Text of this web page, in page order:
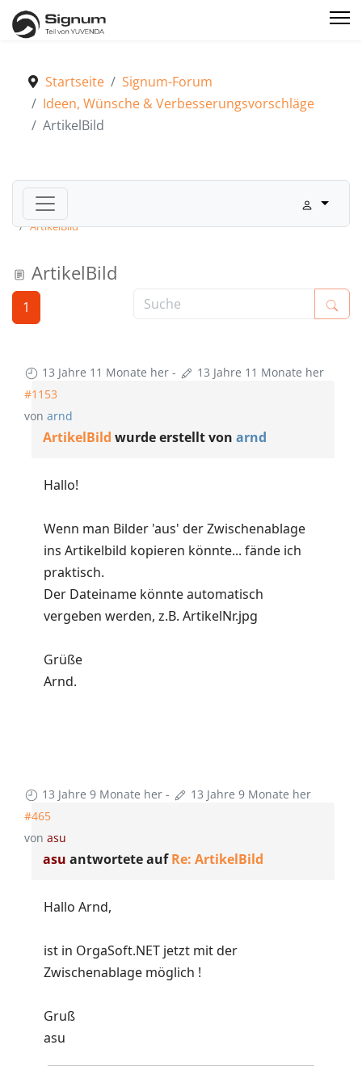
Startseite
Signum-Forum
Ideen, Wünsche & Verbesserungsvorschläge
ArtikelBild
Signum-Forum
Ideen, Wünsche & Verbesserungsvorschläge
ArtikelBild
ArtikelBild
1
13 Jahre 11 Monate her -
13 Jahre 11 Monate her
#1153
von arnd
ArtikelBild wurde erstellt von arnd
Hallo!
Wenn man Bilder 'aus' der Zwischenablage
ins Artikelbild kopieren könnte... fände ich
praktisch.
Der Dateiname könnte automatisch
vergeben werden, z.B. ArtikelNr.jpg
Grüße
Arnd.
13 Jahre 9 Monate her -
13 Jahre 9 Monate her
#465
von asu
asu antwortete aufRe: ArtikelBild
Hallo Arnd,
ist in OrgaSoft.NET jetzt mit der
Zwischenablage möglich !
Gruß
asu